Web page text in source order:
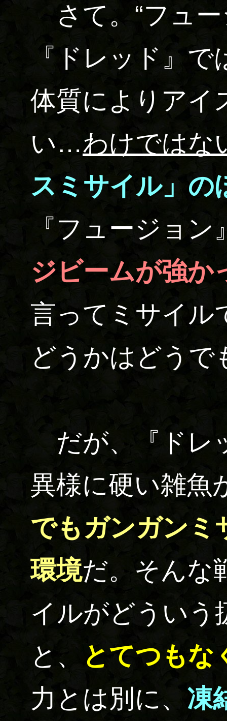
さて。“フュー
『ドレッド』
体質によりアイ
い…わけではな
スミサイル」の
『フュージョ
ジビームが強か
言ってミサイル
どうかはどうで
だが、『ドレ
異様に硬い雑魚
でもガンガンミ
環境だ。そんな
イルがどういう
と、
とてつもな
力とは別に、 凍